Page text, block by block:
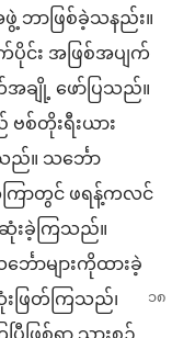
ဘာဖြစ်ခဲ့သနည်း။
း အဖြစ်အပျက်
ချို့ ဖော်ပြသည်။
ဗစ်တိုးရီးယား
။ သင်္ဘော
ကြာတွင် ဖရန့်ကလင်
ဆုံးခဲ့ကြသည်။
ာများကိုထားခဲ့
းဖြတ်ကြသည်၊